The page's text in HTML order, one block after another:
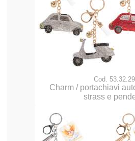
Cod. 53.32.29
Charm / portachiavi
strass e